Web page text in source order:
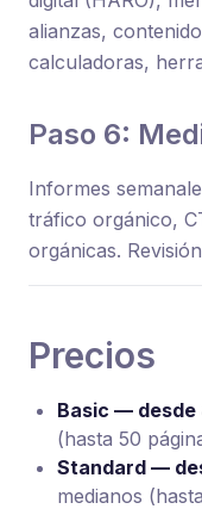
alianzas,
calculadoras,
Paso 6:
Informes
tráfico orgánico,
orgánicas.
Precios
Basic —
(hasta 50
Standard —
medianos